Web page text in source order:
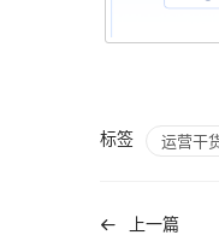
标签 运营干
上一篇